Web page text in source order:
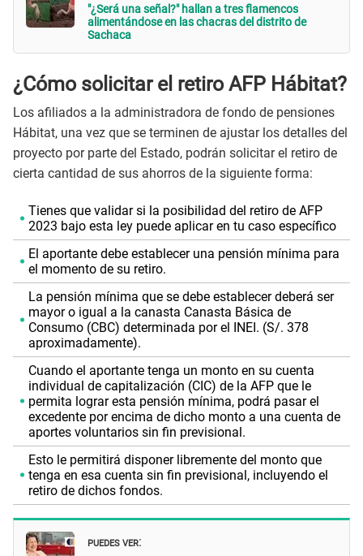
"¿Será una señal?" hallan a tres flamencos
alimentándose en las chacras del distrito de
Sachaca
¿Cómo solicitar el retiro AFP Hábitat?
Los afiliados a la administradora de fondo de pensiones
Hábitat, una vez que se terminen de ajustar los detalles del
proyecto por parte del Estado, podrán solicitar el retiro de
cierta cantidad de sus ahorros de la siguiente forma:
Tienes que validar si la posibilidad del retiro de AFP
2023 bajo esta ley puede aplicar en tu caso específico
El aportante debe establecer una pensión mínima para
el momento de su retiro.
La pensión mínima que se debe establecer deberá ser
mayor o igual a la canasta Canasta Básica de
Consumo (CBC) determinada por el INEI. (S/. 378
aproximadamente).
Cuando el aportante tenga un monto en su cuenta
individual de capitalización (CIC) de la AFP que le
permita lograr esta pensión mínima, podrá pasar el
excedente por encima de dicho monto a una cuenta de
aportes voluntarios sin fin previsional.
Esto le permitirá disponer libremente del monto que
tenga en esa cuenta sin fin previsional, incluyendo el
retiro de dichos fondos.
PUEDES VER: